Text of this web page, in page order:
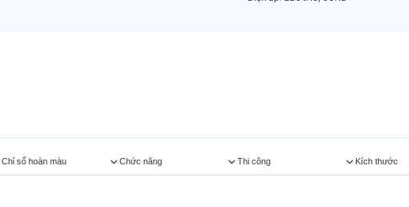
Chỉ số hoàn màu Chức năng Thi công Kích thước